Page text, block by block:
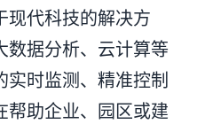
现代科技的解决方
数据分析、云计算等
时监测、精准控制
帮助企业、园区或建